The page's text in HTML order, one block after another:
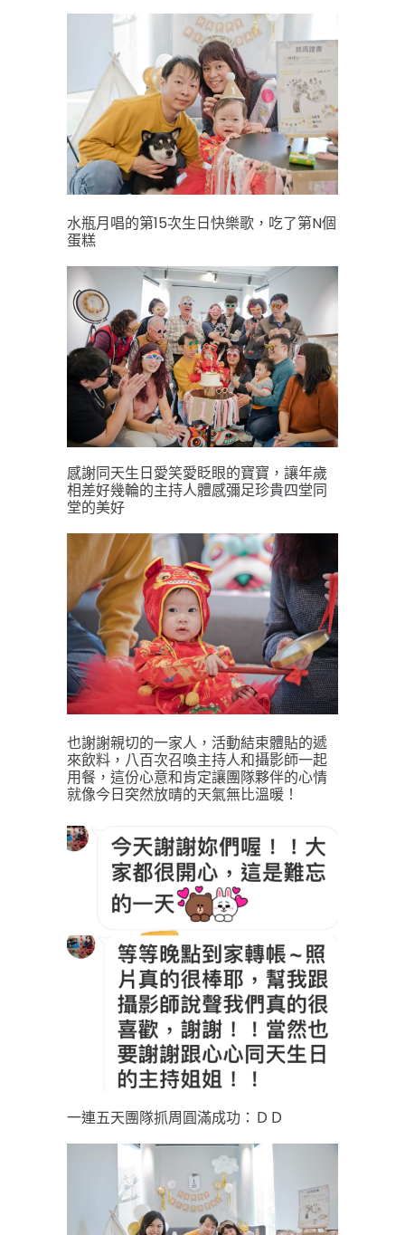
水瓶月唱的第15次生日快樂歌，吃了第N個
蛋糕
感謝同天生日愛笑愛眨眼的寶寶，讓年歲
相差好幾輪的主持人體感彌足珍貴四堂同
堂的美好️
也謝謝親切的一家人，活動結束體貼的遞
來飲料，八百次召喚主持人和攝影師一起
用餐，這份心意和肯定讓團隊夥伴的心情
就像今日突然放晴的天氣無比溫暖！
一連五天團隊抓周圓滿成功：ＤＤ